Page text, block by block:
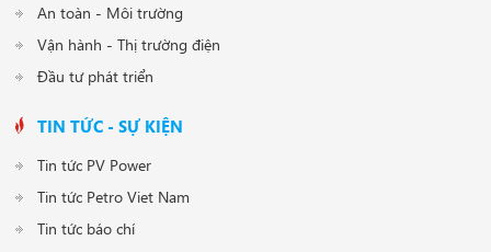
An toàn - Môi trường
Vận hành - Thị trường điện
Đầu tư phát triển
TIN TỨC - SỰ KIỆN
Tin tức PV Power
Tin tức Petro Viet Nam
Tin tức báo chí